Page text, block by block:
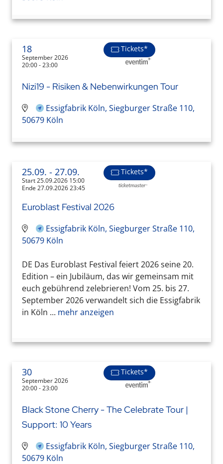
18
September 2026
20:00 - 23:00
Tickets*
Nizi19 - Risiken & Nebenwirkungen Tour
Essigfabrik Köln, Siegburger Straße 110,
50679 Köln
25.09. - 27.09.
Start 25.09.2026 15:00
Ende 27.09.2026 23:45
Tickets*
Euroblast Festival 2026
Essigfabrik Köln, Siegburger Straße 110,
50679 Köln
DE Das Euroblast Festival feiert 2026 seine 20.
Edition – ein Jubiläum, das wir gemeinsam mit
euch gebührend zelebrieren! Vom 25. bis 27.
September 2026 verwandelt sich die Essigfabrik
in Köln ... mehr anzeigen
30
September 2026
20:00 - 23:00
Tickets*
Black Stone Cherry - The Celebrate Tour |
Support: 10 Years
Essigfabrik Köln, Siegburger Straße 110,
50679 Köln